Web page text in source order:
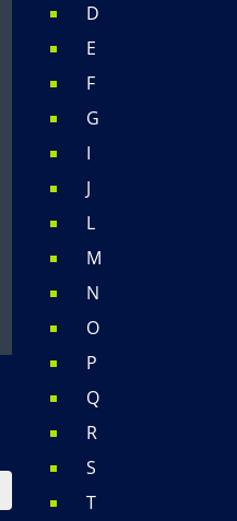
D
E
F
G
I
J
L
M
N
O
P
Q
R
S
T